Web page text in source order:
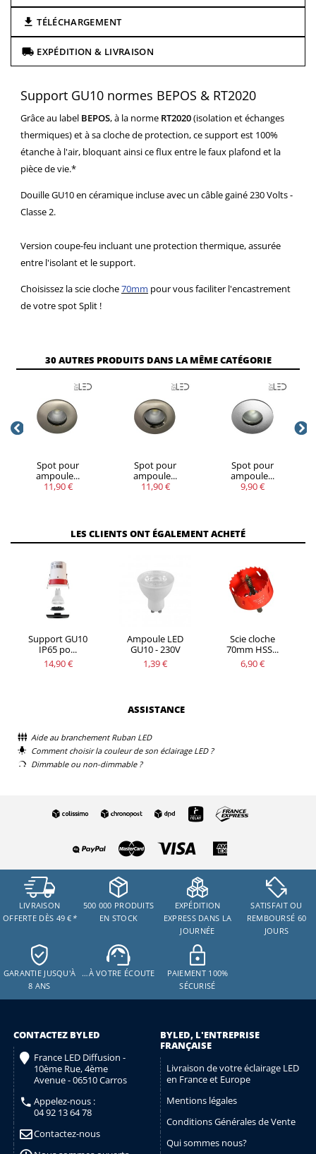
TÉLÉCHARGEMENT
EXPÉDITION & LIVRAISON
Support GU10 normes BEPOS & RT2020
Grâce au label BEPOS, à la norme RT2020(isolation et échanges
thermiques) et à sa cloche de protection, ce support est 100%
étanche à l'air, bloquant ainsi ce flux entre le faux plafond et la
pièce de vie.*
Douille GU10 en céramique incluse avec un câble gainé 230 Volts -
Classe 2.
Version coupe-feu incluant une protection thermique, assurée
entre l'isolant et le support.
Choisissez la scie cloche70mm pour vous faciliter l'encastrement
de votre spot Split !
30 AUTRES PRODUITS DANS LA MÊME CATÉGORIE
Spot pour
ampoule...
11,90 €
Spot pour
ampoule...
11,90 €
Spot pour
ampoule...
9,90 €
LES CLIENTS ONT ÉGALEMENT ACHETÉ
Support GU10
IP65 po...
14,90 €
Ampoule LED
GU10 - 230V
1,39 €
Scie cloche
70mm HSS...
6,90 €
ASSISTANCE
Aide au branchement Ruban LED
Comment choisir la couleur de son éclairage LED ?
Dimmable ou non-dimmable ?
LIVRAISON
OFFERTE DÈS 49 € *
500 000 PRODUITS
EN STOCK
EXPÉDITION
EXPRESS DANS LA
JOURNÉE
SATISFAIT OU
REMBOURSÉ 60
JOURS
GARANTIE JUSQU'À
8 ANS
…À VOTRE ÉCOUTE
PAIEMENT 100%
SÉCURISÉ
CONTACTEZ BYLED
France LED Diffusion -
10ème Rue, 4ème
Avenue - 06510 Carros
Appelez-nous :
04 92 13 64 78
Contactez-nous
BYLED, L'ENTREPRISE
FRANÇAISE
Livraison de votre éclairage LED
en France et Europe
Mentions légales
Conditions Générales de Vente
Qui sommes nous?